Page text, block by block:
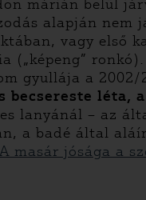
márián belül
alapján nem
vagy első
ronkó).
gyullája a
becsereste léta,
lanyánál – az
a badé által
A masár jósága a